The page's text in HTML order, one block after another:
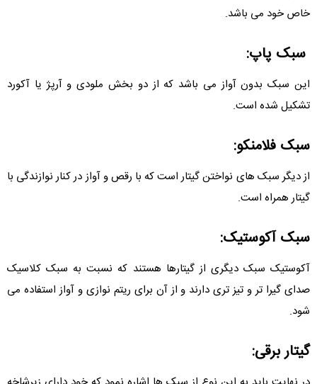
خاص خود می باشد.
سبک پاپ:
این سبک بدون آواز می باشد که از دو بخش ملودی و آرپژ یا آکورد
تشکیل شده است.
سبک فلامنکو:
از دیگر سبک های نواختن گیتار است که با رقص و آواز در کنار نوازندگی با
گیتار همراه است.
سبک آکوستیک:
آکوستیک سبک دیگری از گیتارها هستند که نسبت به سبک کلاسیک
صدای گیرا تر و تیز تری دارند و از آن برای ریتم نوازی و آواز استفاده می
شود.
گیتار برقی: